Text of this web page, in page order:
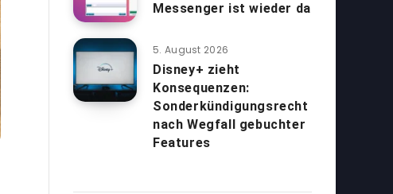
Messenger ist wieder da
5. August 2026
Disney+ zieht
Konsequenzen:
Sonderkündigungsrecht
nach Wegfall gebuchter
Features